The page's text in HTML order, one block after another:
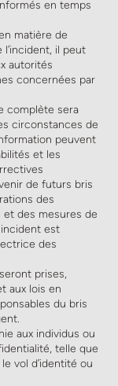
en temps
matière de
il peut
autorités
concernées par
complète sera
circonstances de
peuvent
et les
de futurs bris
des
des mesures de
est
des
prises,
aux lois en
du bris
aux individus ou
telle que
vol d’identité ou